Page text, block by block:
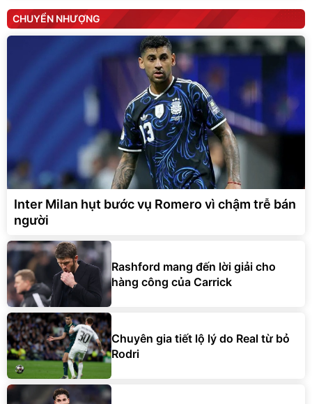
CHUYỂN NHƯỢNG
Inter Milan hụt bước vụ Romero vì chậm trễ bán
người
Rashford mang đến lời giải cho
hàng công của Carrick
Chuyên gia tiết lộ lý do Real từ bỏ
Rodri